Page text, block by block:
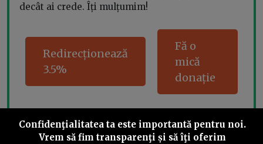
decât ai crede. Îți mulțumim!
Redirecționează
3.5%
Fă o
mică
donație
Share this
Confidenţialitatea ta este importantă pentru noi.
Vrem să fim transparenţi și să îţi oferim